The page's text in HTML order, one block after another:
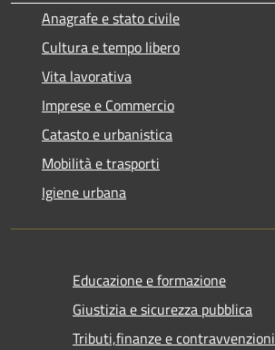
Anagrafe e stato civile
Cultura e tempo libero
Vita lavorativa
Imprese e Commercio
Catasto e urbanistica
Mobilità e trasporti
Igiene urbana
Educazione e formazione
Giustizia e sicurezza pubblica
Tributi,finanze e contravvenzioni